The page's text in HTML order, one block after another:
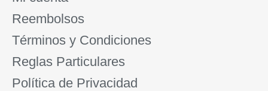
Reembolsos
Términos y Condiciones
Reglas Particulares
Política de Privacidad